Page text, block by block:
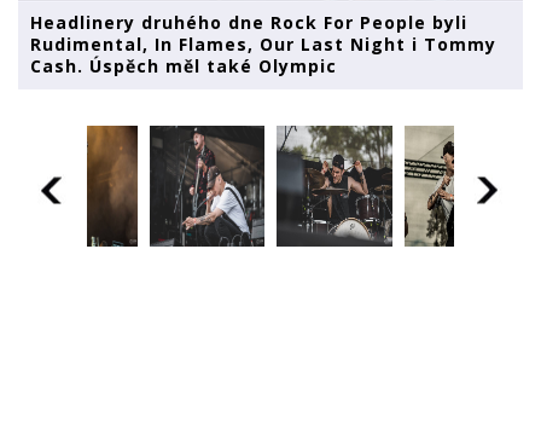
Headlinery druhého dne Rock For People byli
Rudimental, In Flames, Our Last Night i Tommy
Cash. Úspěch měl také Olympic